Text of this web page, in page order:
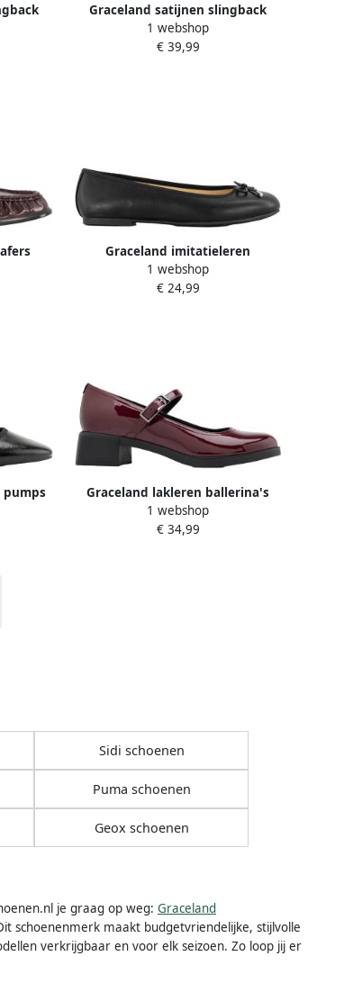
Graceland satijnen slingback
pumps met strikje zwart
1 webshop
€ 39,99
Graceland imitatieleren
ballerina's zwart
1 webshop
€ 24,99
Graceland lakleren ballerina's
bordeaux
1 webshop
€ 34,99
Sidi schoenen
Puma schoenen
Geox schoenen
je graag op weg: Graceland
schoenenmerk maakt budgetvriendelijke, stijlvolle
verkrijgbaar en voor elk seizoen. Zo loop jij er